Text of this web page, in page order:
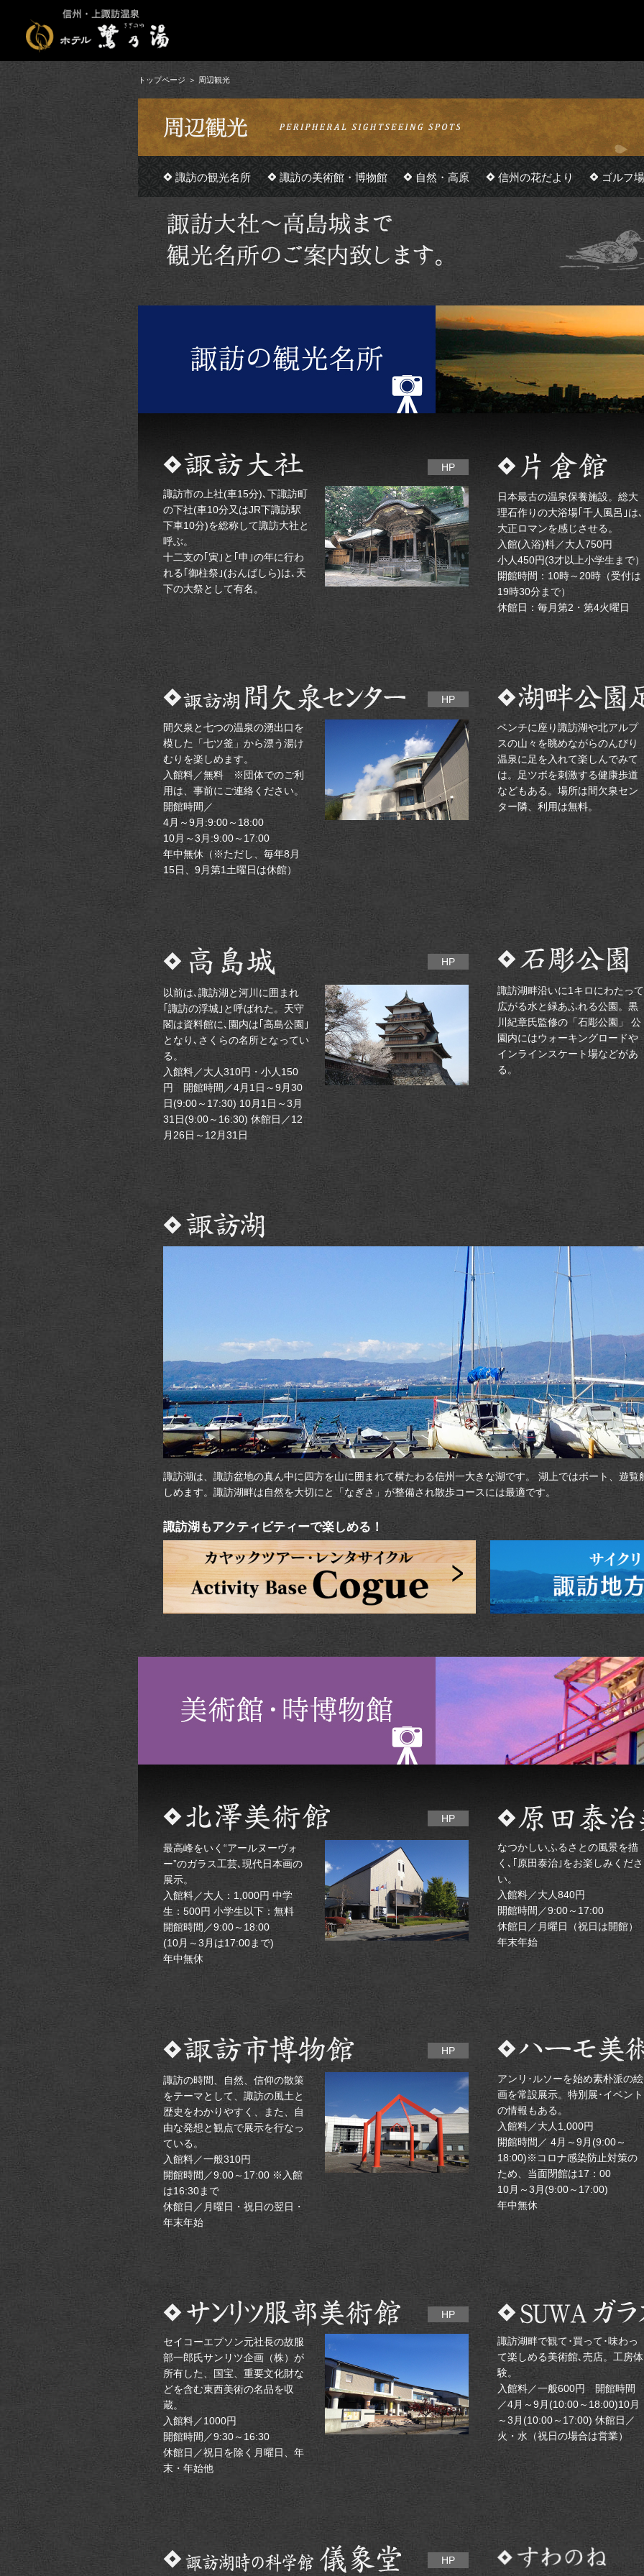
トップページ 周辺観光
諏訪の観光名所 諏訪の美術館・博物館 自然・高原 信州の花だより ゴルフ場
HP
諏訪市の上社(車15分)､下諏訪町
の下社(車10分又はJR下諏訪駅
下車10分)を総称して諏訪大社と
呼ぶ。
十二支の｢寅｣と｢申｣の年に行わ
れる｢御柱祭｣(おんばしら)は､天
下の大祭として有名。
日本最古の温泉保養施設。総大
理石作りの大浴場｢千人風呂｣は､
大正ロマンを感じさせる。
入館(入浴)料／大人750円
小人450円(3才以上小学生まで）
開館時間：10時～20時（受付は
19時30分まで）
休館日：毎月第2・第4火曜日
HP
間欠泉と七つの温泉の湧出口を
模した「七ツ釜」から漂う湯け
むりを楽しめます。
入館料／無料 ※団体でのご利
用は、事前にご連絡ください。
開館時間／
4月～9月:9:00～18:00
10月～3月:9:00～17:00
年中無休（※ただし、毎年8月
15日、9月第1土曜日は休館）
ベンチに座り諏訪湖や北アルプ
スの山々を眺めながらのんびり
温泉に足を入れて楽しんでみて
は。足ツボを刺激する健康歩道
などもある。場所は間欠泉セン
ター隣、利用は無料。
HP
以前は､諏訪湖と河川に囲まれ
｢諏訪の浮城｣と呼ばれた。天守
閣は資料館に､園内は｢高島公園｣
となり､さくらの名所となってい
る。
入館料／大人310円・小人150
円 開館時間／4月1日～9月30
日(9:00～17:30) 10月1日～3月
31日(9:00～16:30) 休館日／12
月26日～12月31日
諏訪湖畔沿いに1キロにわたって
広がる水と緑あふれる公園。黒
川紀章氏監修の「石彫公園」 公
園内にはウォーキングロードや
インラインスケート場などがあ
る。
諏訪湖は、諏訪盆地の真ん中に四方を山に囲まれて横たわる信州一大きな湖です。 湖上ではボート、遊
しめます。諏訪湖畔は自然を大切にと「なぎさ」が整備され散歩コースには最適です。
諏訪湖もアクティビティーで楽しめる！
HP
最高峰をいく“アールヌーヴォ
ー”のガラス工芸､現代日本画の
展示。
入館料／大人：1,000円 中学
生：500円 小学生以下：無料
開館時間／9:00～18:00
(10月～3月は17:00まで)
年中無休
なつかしいふるさとの風景を描
く､｢原田泰治｣をお楽しみくださ
い。
入館料／大人840円
開館時間／9:00～17:00
休館日／月曜日（祝日は開館）
年末年始
HP
諏訪の時間、自然、信仰の散策
をテーマとして、諏訪の風土と
歴史をわかりやすく、また、自
由な発想と観点で展示を行なっ
ている。
入館料／一般310円
開館時間／9:00～17:00 ※入館
は16:30まで
休館日／月曜日・祝日の翌日・
年末年始
アンリ･ルソーを始め素朴派の絵
画を常設展示。特別展･イベント
の情報もある。
入館料／大人1,000円
開館時間／ 4月～9月(9:00～
18:00)※コロナ感染防止対策の
ため、当面閉館は17：00
10月～3月(9:00～17:00)
年中無休
HP
セイコーエプソン元社長の故服
部一郎氏サンリツ企画（株）が
所有した、国宝、重要文化財な
どを含む東西美術の名品を収
蔵。
入館料／1000円
開館時間／9:30～16:30
休館日／祝日を除く月曜日、年
末・年始他
諏訪湖畔で観て･買って･味わっ
て楽しめる美術館､売店。工房体
験。
入館料／一般600円 開館時間
／4月～9月(10:00～18:00)10月
～3月(10:00～17:00) 休館日／
火・水（祝日の場合は営業）
HP